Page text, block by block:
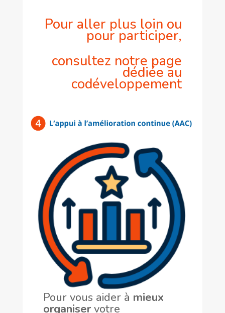
Pour aller plus loin ou
pour participer,
consultez notre page
dédiée au
codéveloppement
Pour vous aider à mieux
organiservotre